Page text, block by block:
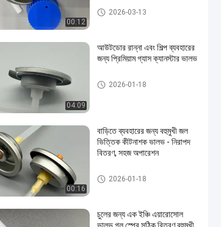
00:12
বুটেন গ্যাস কার্টিজ ভালভ
2026-03-13
04:09
আউটডোর রান্না এবং শিল্প ব্যবহারের
জন্য প্রিমিয়াম গ্যাস ক্যানস্টার ভালভ
বুটেন গ্যাস কার্টিজ ভালভ
2026-01-18
00:16
বাড়িতে ব্যবহারের জন্য বহুমুখী জল
ভিত্তিক কীটনাশক ভালভ - নিরাপদ
বিতরণ, সহজ অপারেশন
water alcohol based insecticid
e valve
2026-01-18
চুলের জন্য এক ইঞ্চি এয়ারোসোল